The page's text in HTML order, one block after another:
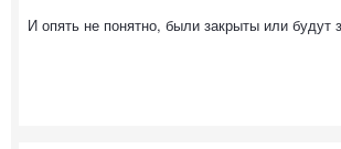
И опять не понятно, были закрыты или будут